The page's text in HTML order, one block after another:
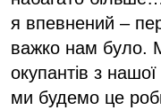
я впевнений –
важко нам було.
окупантів з
ми будемо це